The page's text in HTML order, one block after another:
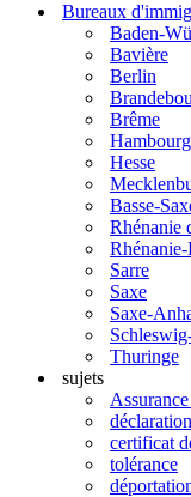
navigationBureaux
Baden-
Bavière
Berlin
Brême
Hambourg
Hesse
Basse-
Rhénanie
Sarre
Saxe
Saxe-
Thuringe
sujets
certificat
tolérance